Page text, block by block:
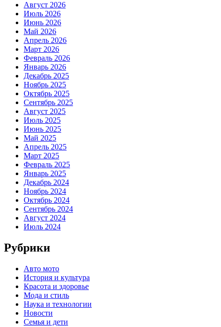
Август 2026
Июль 2026
Июнь 2026
Май 2026
Апрель 2026
Март 2026
Февраль 2026
Январь 2026
Декабрь 2025
Ноябрь 2025
Октябрь 2025
Сентябрь 2025
Август 2025
Июль 2025
Июнь 2025
Май 2025
Апрель 2025
Март 2025
Февраль 2025
Январь 2025
Декабрь 2024
Ноябрь 2024
Октябрь 2024
Сентябрь 2024
Август 2024
Июль 2024
Рубрики
Авто мото
История и культура
Красота и здоровье
Мода и стиль
Наука и технологии
Новости
Семья и дети